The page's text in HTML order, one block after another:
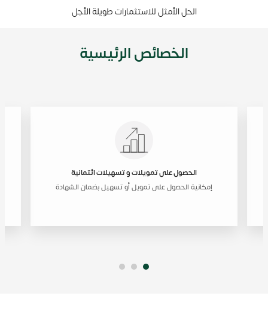
الحل الأمثل للاستثمارات طويلة الأجل
الخصائص الرئيسية
الحصول على تمويلات و تسهيلات ائتمانية
إمكانية الحصول على تمويل أو تسهيل بضمان الشهادة